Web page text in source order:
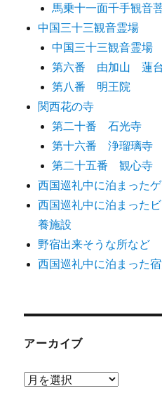
馬乗十一面千手観音
中国三十三観音霊場
中国三十三観音霊
第六番 由加山 蓮
第八番 明王院
関西花の寺
第二十番 石光寺
第十六番 浄瑠璃寺
第二十五番 観心寺
西国巡礼中に泊まった
西国巡礼中に泊まった
養施設
野宿出来そうな所など
西国巡礼中に泊まった
アーカイブ
ア